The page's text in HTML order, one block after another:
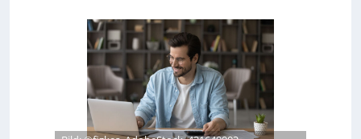
x
l
e
f
e
r